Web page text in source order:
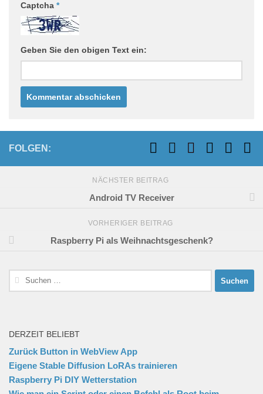
Captcha *
Geben Sie den obigen Text ein:
FOLGEN:
NÄCHSTER BEITRAG
Android TV Receiver
VORHERIGER BEITRAG
Raspberry Pi als Weihnachtsgeschenk?
Suchen
nach:
DERZEIT BELIEBT
Zurück Button in WebView App
Eigene Stable Diffusion LoRAs trainieren
Raspberry Pi DIY Wetterstation